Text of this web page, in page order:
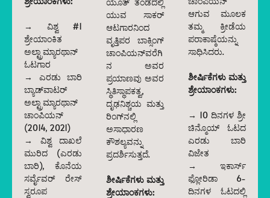
→ ವಿಶ್ವ #1
ಶ್ರೇಯಾಂಕಿತ
ಅಲ್ಟ್ರಾಮ್ಯಾರಥಾನ್
ಓಟಗಾರ
→ ಎರಡು ಬಾರಿ
ಬ್ಯಾಡ್‌ವಾಟರ್
ಅಲ್ಟ್ರಾಮ್ಯಾರಥಾನ್
ಚಾಂಪಿಯನ್
(2014, 2021)
→ ವಿಶ್ವ ದಾಖಲೆ
ಮುರಿದ (ಎರಡು
ಬಾರಿ), ಕೊನೆಯ
ಸರ್ವೈವರ್ ರೇಸ್
ಸ್ವರೂಪ
ಯುವ ಸಾಕರ್
ಆಟಗಾರನಿಂದ
ವೃತ್ತಿಪರ ಬಾಕ್ಸಿಂಗ್
ಚಾಂಪಿಯನ್‌ವರೆಗಿ
ನ ಅವರ
ಪ್ರಯಾಣವು ಅವರ
ಸ್ಥಿತಿಸ್ಥಾಪಕತ್ವ,
ದೃಢನಿಶ್ಚಯ ಮತ್ತು
ರಿಂಗ್‌ನಲ್ಲಿ
ಅಸಾಧಾರಣ
ಕೌಶಲ್ಯವನ್ನು
ಪ್ರದರ್ಶಿಸುತ್ತದೆ.
ಶೀರ್ಷಿಕೆಗಳು ಮತ್ತು
ಶ್ರೇಯಾಂಕಗಳು:
ಆಗುವ ಮೂಲಕ
ತಮ್ಮ ಕ್ರೀಡೆಯ
ಪರಾಕಾಷ್ಠೆಯನ್ನು
ಸಾಧಿಸಿದರು.
ಶೀರ್ಷಿಕೆಗಳು ಮತ್ತು
ಶ್ರೇಯಾಂಕಗಳು:
→ 10 ದಿನಗಳ ಶ್ರೀ
ಚಿನ್ಮೊಯ್ ಓಟದ
ಎರಡು ಬಾರಿ
ವಿಜೇತ
→ ಇಕಾರ್ಸ್
ಫ್ಲೋರಿಡಾ 6-
ದಿನಗಳ ಓಟದಲ್ಲಿ